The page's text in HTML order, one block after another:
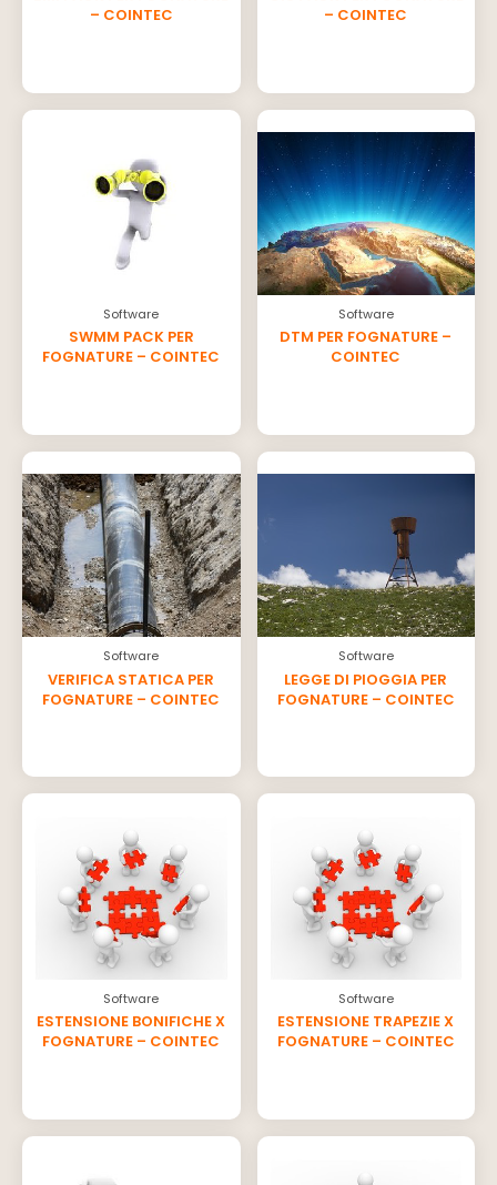
– COINTEC
– COINTEC
Software
SWMM PACK PER
FOGNATURE – COINTEC
Software
DTM PER FOGNATURE –
COINTEC
Software
VERIFICA STATICA PER
FOGNATURE – COINTEC
Software
LEGGE DI PIOGGIA PER
FOGNATURE – COINTEC
Software
ESTENSIONE BONIFICHE X
FOGNATURE – COINTEC
Software
ESTENSIONE TRAPEZIE X
FOGNATURE – COINTEC